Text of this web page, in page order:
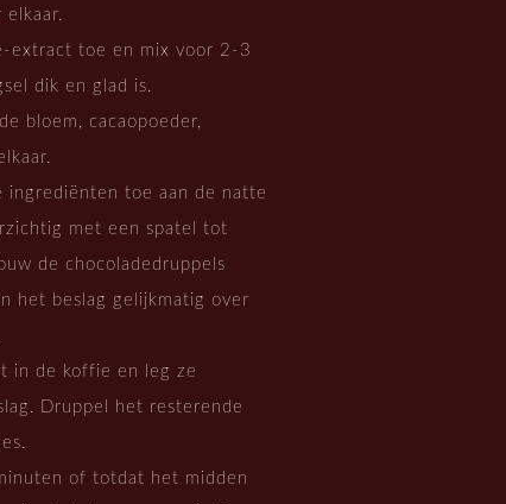
elkaar.
extract toe en mix voor 2-3
dik en glad is.
bloem, cacaopoeder,
ingrediënten toe aan de natte
met een spatel tot
de chocoladedruppels
het beslag gelijkmatig over
in de koffie en leg ze
Druppel het resterende
of totdat het midden